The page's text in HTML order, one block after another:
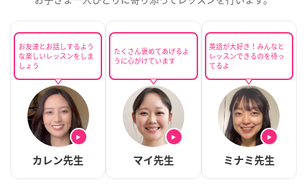
お友達とお話しするよう
な楽しいレッスンをしま
しょう
▶
カレン先生
たくさん褒めてあげるよ
うに心がけています
▶
マイ先生
英語が大好き！みんなと
レッスンできるのを待っ
てるよ
▶
ミナミ先生